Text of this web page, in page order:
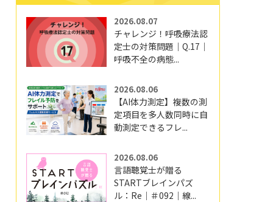
2026.08.07
チャレンジ！呼吸療法認
定士の対策問題｜Q.17｜
呼吸不全の病態...
2026.08.06
【AI体力測定】複数の測
定項目を多人数同時に自
動測定できるフレ...
2026.08.06
言語聴覚士が贈る
STARTブレインパズ
ル：Re｜＃092｜線...